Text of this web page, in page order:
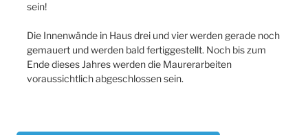
sein!
Die Innenwände in Haus drei und vier werden gerade noch
gemauert und werden bald fertiggestellt. Noch bis zum
Ende dieses Jahres werden die Maurerarbeiten
voraussichtlich abgeschlossen sein.